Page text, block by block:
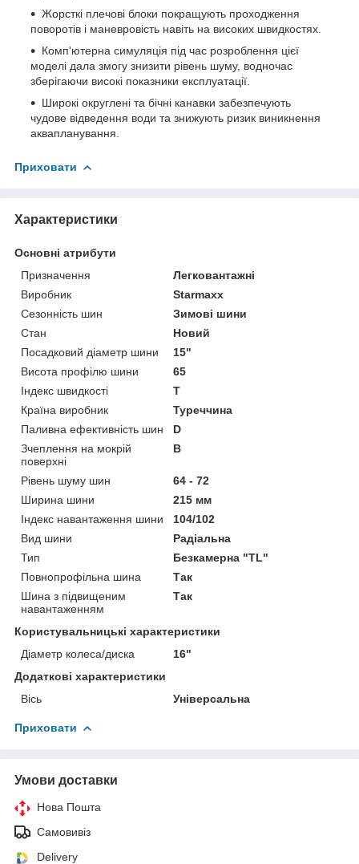
Жорсткі плечові блоки покращують проходження
поворотів і маневровість навіть на високих швидкостях.
Комп'ютерна симуляція під час розроблення цієї
моделі дала змогу знизити рівень шуму, водночас
зберігаючи високі показники експлуатації.
Широкі округлені та бічні канавки забезпечують
чудове відведення води та знижують ризик виникнення
аквапланування.
Приховати
Характеристики
Основні атрибути
Призначення
Легковантажні
Виробник
Starmaxx
Сезонність шин
Зимові шини
Стан
Новий
Посадковий діаметр шини
15"
Висота профілю шини
65
Індекс швидкості
T
Країна виробник
Туреччина
Паливна ефективність шин
D
Зчеплення на мокрій
поверхні
B
Рівень шуму шин
64 - 72
Ширина шини
215 мм
Індекс навантаження шини
104/102
Вид шини
Радіальна
Тип
Безкамерна "TL"
Повнопрофільна шина
Так
Шина з підвищеним
навантаженням
Так
Користувальницькі характеристики
Діаметр колеса/диска
16"
Додаткові характеристики
Вісь
Універсальна
Приховати
Умови доставки
Нова Пошта
Самовивіз
Delivery